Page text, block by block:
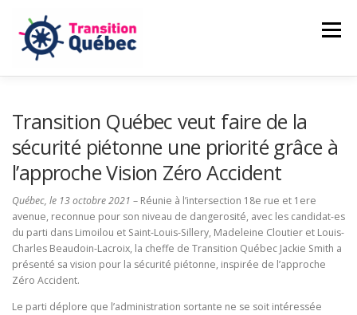
contenu
Menu
NOS ENGAGEMENTS PASSER À L’ACTION
NOUVELLES FAIRE UN DON
Transition Québec veut faire de la
sécurité piétonne une priorité grâce à
l’approche Vision Zéro Accident
Québec, le 13 octobre 2021 – Réunie à l’intersection 18e rue et 1ere
avenue, reconnue pour son niveau de dangerosité, avec les candidat-es
du parti dans Limoilou et Saint-Louis-Sillery, Madeleine Cloutier et Louis-
Charles Beaudoin-Lacroix, la cheffe de Transition Québec Jackie Smith a
présenté sa vision pour la sécurité piétonne, inspirée de l’approche
Zéro Accident.
Le parti déplore que l’administration sortante ne se soit intéressée